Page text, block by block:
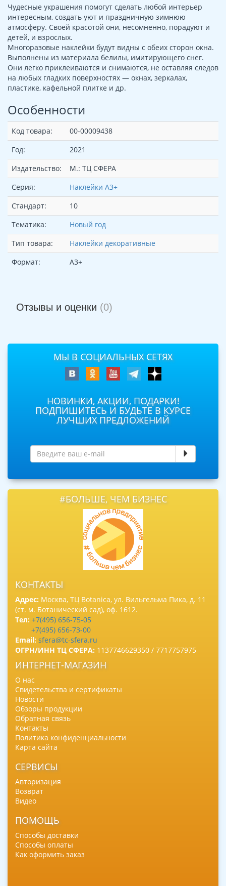
Чудесные украшения помогут сделать любой интерьер
интересным, создать уют и праздничную зимнюю
атмосферу. Своей красотой они, несомненно, порадуют и
детей, и взрослых.
Многоразовые наклейки будут видны с обеих сторон окна.
Выполнены из материала белилы, имитирующего снег.
Они легко приклеиваются и снимаются, не оставляя следов
на любых гладких поверхностях — окнах, зеркалах,
пластике, кафельной плитке и др.
Особенности
Код товара:
00-00009438
Год:
2021
Издательство:
М.: ТЦ СФЕРА
Серия:
Наклейки А3+
Стандарт:
10
Тематика:
Новый год
Тип товара:
Наклейки декоративные
Формат:
А3+
Отзывы и оценки (0)
МЫ В СОЦИАЛЬНЫХ СЕТЯХ
НОВИНКИ, АКЦИИ, ПОДАРКИ!
ПОДПИШИТЕСЬ И БУДЬТЕ В КУРСЕ
ЛУЧШИХ ПРЕДЛОЖЕНИЙ
#БОЛЬШЕ, ЧЕМ БИЗНЕС
КОНТАКТЫ
Адрес: Москва, ТЦ Botanica, ул. Вильгельма Пика, д. 11
(ст. м. Ботанический сад), оф. 1612.
Тел: +7(495) 656-75-05
+7(495) 656-73-00
Email: sfera@tc-sfera.ru
ОГРН/ИНН ТЦ СФЕРА: 1137746629350 / 7717757975
ИНТЕРНЕТ-МАГАЗИН
О нас
Свидетельства и сертификаты
Новости
Обзоры продукции
Обратная связь
Контакты
Политика конфиденциальности
Карта сайта
СЕРВИСЫ
Авторизация
Возврат
Видео
ПОМОЩЬ
Способы доставки
Способы оплаты
Как оформить заказ